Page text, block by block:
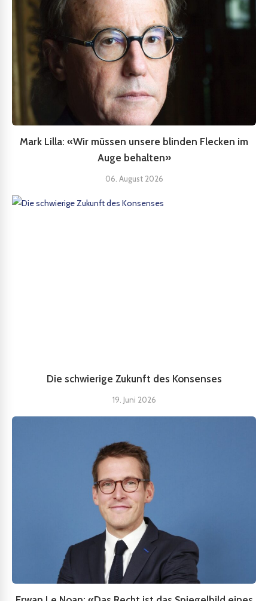
Mark Lilla: «Wir müssen unsere blinden Flecken im
Auge behalten»
06. August 2026
Die schwierige Zukunft des Konsenses
19. Juni 2026